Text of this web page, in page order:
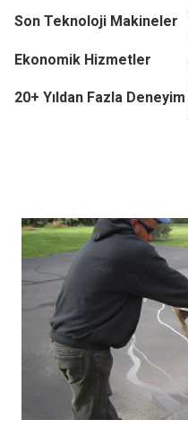
Son Teknoloji Makineler
Ekonomik Hizmetler
20+ Yıldan Fazla Deneyim